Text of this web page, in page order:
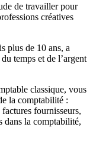
de travailler pour
créatives
plus de 10 ans, a
temps et de l’argent
classique, vous
la comptabilité :
fournisseurs,
dans la comptabilité,